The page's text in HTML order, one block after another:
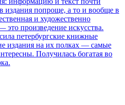
издания попроще, а то и вообще в
и художественно
это произведение искусства.
петербургские книжные
издания на их полках — самые
Получилась богатая во